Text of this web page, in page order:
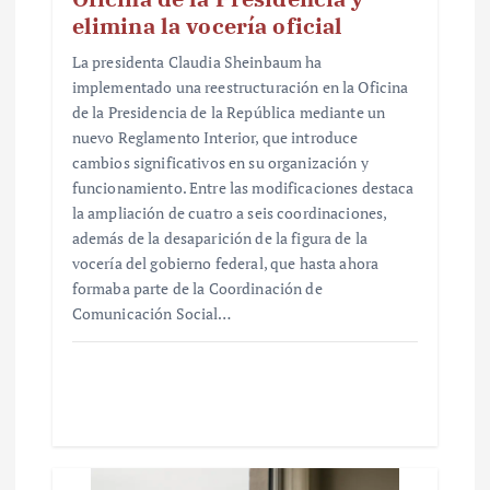
elimina la vocería oficial
La presidenta Claudia Sheinbaum ha
implementado una reestructuración en la Oficina
de la Presidencia de la República mediante un
nuevo Reglamento Interior, que introduce
cambios significativos en su organización y
funcionamiento. Entre las modificaciones destaca
la ampliación de cuatro a seis coordinaciones,
además de la desaparición de la figura de la
vocería del gobierno federal, que hasta ahora
formaba parte de la Coordinación de
Comunicación Social…